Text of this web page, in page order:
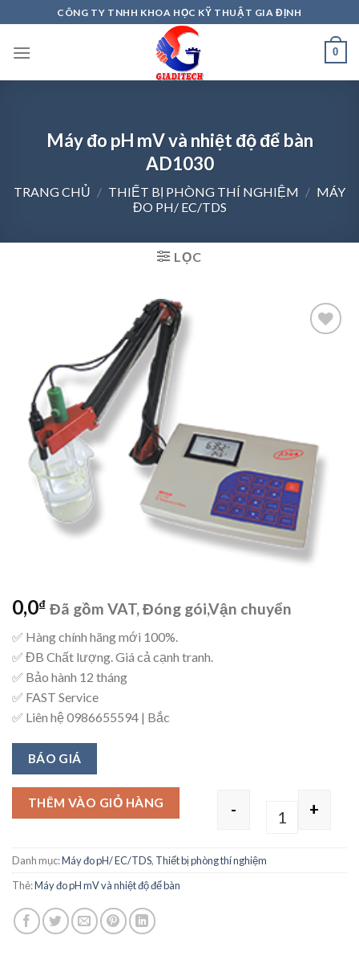
to
content
CÔNG TY TNHH KHOA HỌC KỸ THUẬT GIA ĐỊNH
0
Máy đo pH mV và nhiệt độ để bàn
AD1030
TRANG CHỦ / THIẾT BỊ PHÒNG THÍ NGHIỆM / MÁY
ĐO PH/ EC/TDS
LỌC
0,0₫ Đã gồm VAT, Đóng gói,Vận chuyển
✅ Hàng chính hãng mới 100%.
✅ ĐB Chất lượng. Giá cả cạnh tranh.
✅ Bảo hành 12 tháng
✅ FAST Service
✅ Liên hệ 0986655594 | Bắc
BÁO GIÁ
Quantity
- +
THÊM VÀO GIỎ HÀNG
Danh mục:Máy đo pH/ EC/TDS, Thiết bị phòng thí nghiệm
Thẻ:Máy đo pH mV và nhiệt độ để bàn